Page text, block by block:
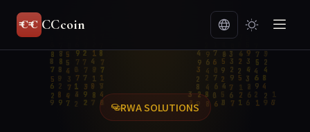
CCcoin
RWA SOLUTIONS